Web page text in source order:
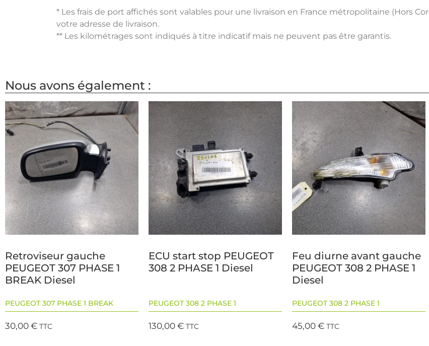
* Les frais de port affichés sont valables pour une livraison en France métropolitaine (Hors
votre adresse de livraison.
** Les kilométrages sont indiqués à titre indicatif mais ne peuvent pas être garantis.
Nous avons également :
Retroviseur gauche
PEUGEOT 307 PHASE 1
BREAK Diesel
PEUGEOT 307 PHASE 1 BREAK
30,00€ TTC
ECU start stop PEUGEOT
308 2 PHASE 1 Diesel
PEUGEOT 308 2 PHASE 1
130,00€ TTC
Feu diurne avant gauche
PEUGEOT 308 2 PHASE 1
Diesel
PEUGEOT 308 2 PHASE 1
45,00€ TTC